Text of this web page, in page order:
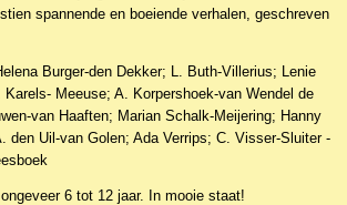
spannende en boeiende verhalen, geschreven
Burger-den Dekker; L. Buth-Villerius; Lenie
Karels- Meeuse; A. Korpershoek-van Wendel de
van Haaften; Marian Schalk-Meijering; Hanny
den Uil-van Golen; Ada Verrips; C. Visser-Sluiter -
6 tot 12 jaar. In mooie staat!